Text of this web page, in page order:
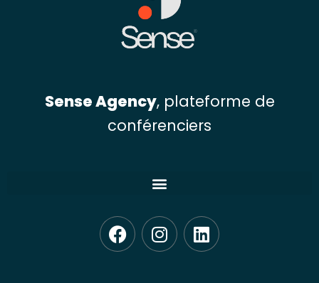
Sense Agency, plateforme de
conférenciers
F
a
c
I
n
s
L
i
n